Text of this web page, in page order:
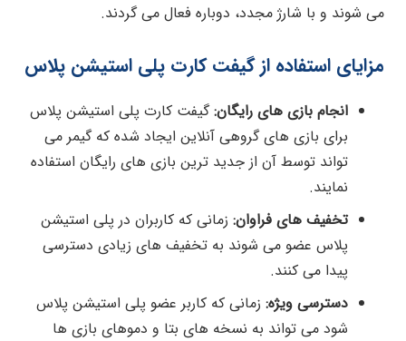
می شوند و با شارژ مجدد، دوباره فعال می گردند.
مزایای استفاده از گیفت کارت پلی استیشن پلاس
انجام بازی های رایگان:گیفت کارت پلی استیشن پلاس
برای بازی های گروهی آنلاین ایجاد شده که گیمر می
تواند توسط آن از جدید ترین بازی های رایگان استفاده
نمایند.
تخفیف های فراوان: زمانی که کاربران در پلی استیشن
پلاس عضو می شوند به تخفیف های زیادی دسترسی
پیدا می کنند.
دسترسی ویژه: زمانی که کاربر عضو پلی استیشن پلاس
شود می تواند به نسخه های بتا و دموهای بازی ها